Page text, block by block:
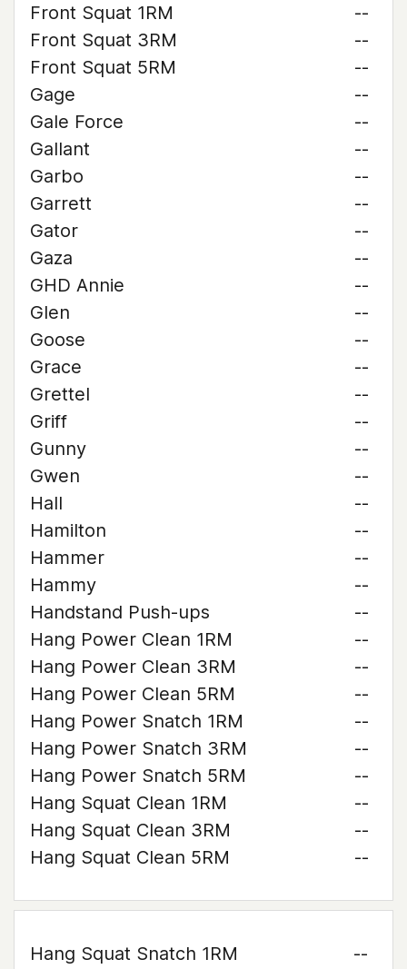
Front Squat 1RM
--
Front Squat 3RM
--
Front Squat 5RM
--
Gage
--
Gale Force
--
Gallant
--
Garbo
--
Garrett
--
Gator
--
Gaza
--
GHD Annie
--
Glen
--
Goose
--
Grace
--
Grettel
--
Griff
--
Gunny
--
Gwen
--
Hall
--
Hamilton
--
Hammer
--
Hammy
--
Handstand Push-ups
--
Hang Power Clean 1RM
--
Hang Power Clean 3RM
--
Hang Power Clean 5RM
--
Hang Power Snatch 1RM
--
Hang Power Snatch 3RM
--
Hang Power Snatch 5RM
--
Hang Squat Clean 1RM
--
Hang Squat Clean 3RM
--
Hang Squat Clean 5RM
--
Hang Squat Snatch 1RM
--